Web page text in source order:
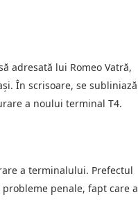
adresată lui Romeo Vatră,
În scrisoare, se subliniază
a noului terminal T4.
a terminalului. Prefectul
penale, fapt care a